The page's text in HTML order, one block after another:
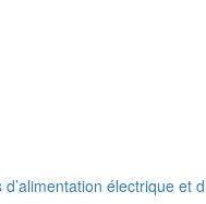
électrique et